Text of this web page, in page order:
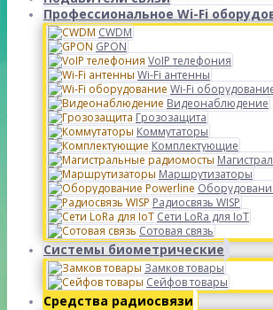
Профессиональное Wi-Fi
CWDM
GPON
VoIP телефония
Wi-Fi антенны
Wi-Fi
Видеонаблюдение
Грозозащита
Коммутаторы
Комплектующие
Маршрутизаторы
Радиосвязь WISP
Сети LoRa для IoT
Сотовая связь
Системы биометрические
Замков товары
Сейфов товары
Средства радиосвязи